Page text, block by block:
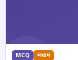
MCQ मध्यम